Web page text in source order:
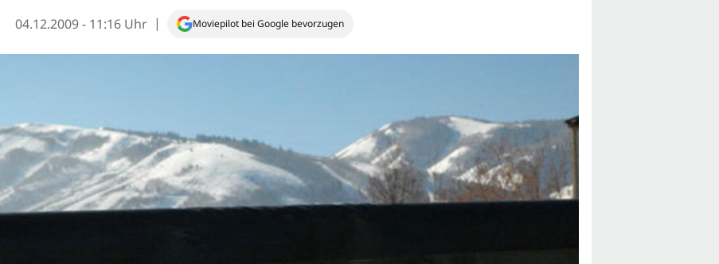
04.12.2009 - 11:16 Uhr Moviepilot bei Google bevorzugen